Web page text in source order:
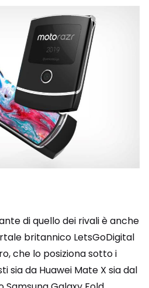
di quello dei rivali è anche
britannico LetsGoDigital
che lo posiziona sotto i
sia da Huawei Mate X sia dal